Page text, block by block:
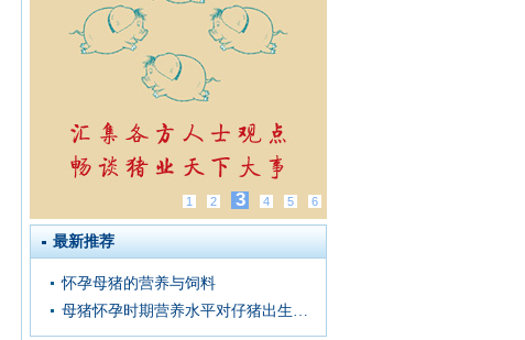
1 2 3 4 5 6
最新推荐
怀孕母猪的营养与饲料
母猪怀孕时期营养水平对仔猪出生窝重的影响